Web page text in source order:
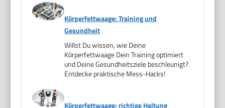
Körperfettwaage: Training und
Gesundheit
Willst Du wissen, wie Deine
Körperfettwaage Dein Training optimiert
und Deine Gesundheitsziele beschleunigt?
Entdecke praktische Mess-Hacks!
Körperfettwaage: richtige Haltung